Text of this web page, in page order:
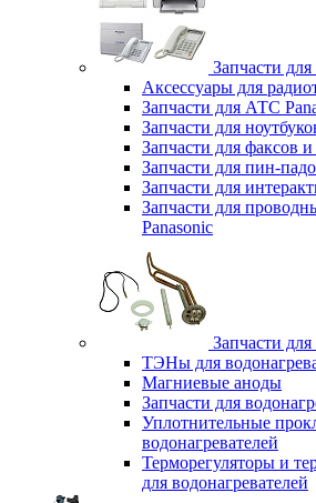
Запчасти
Аксессуары для
Запчасти для АТС
Запчасти для
Запчасти для факсов
Запчасти для пин-
Запчасти для
Запчасти для
Panasonic
Запчасти для
ТЭНы для
Магниевые аноды
Запчасти для
Уплотнительные
водонагревателей
Терморегуляторы и
для водонагревателей